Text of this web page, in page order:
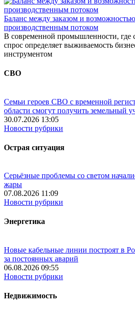
Баланс между заказом и
производственным потоком
В современной промышленности, где
спрос определяет выживаемость
инструментом
СВО
Семьи героев СВО с временной
области смогут получить земельный
30.07.2026 13:05
Новости рубрики
Острая ситуация
Серьёзные проблемы со светом
жары
07.08.2026 11:09
Новости рубрики
Энергетика
Новые кабельные линии построят в
за постоянных аварий
06.08.2026 09:55
Новости рубрики
Недвижимость